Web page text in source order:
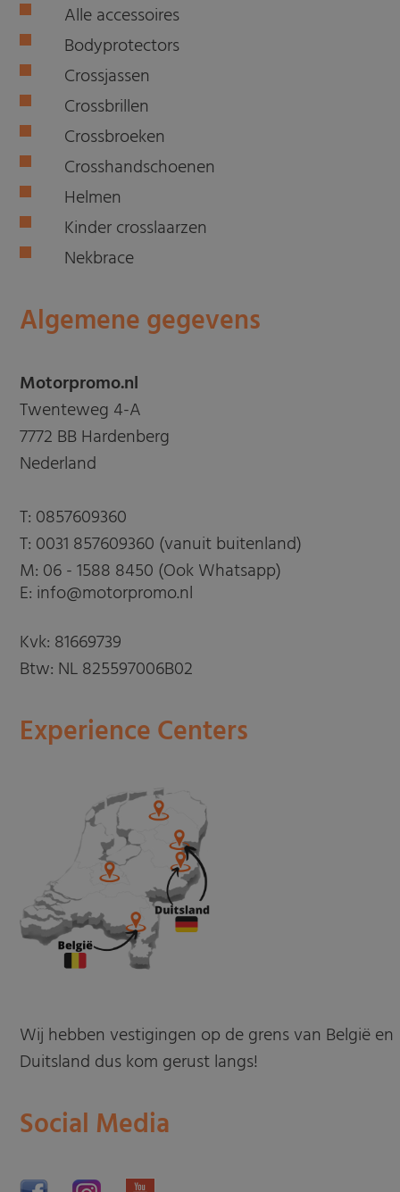
Alle accessoires
Bodyprotectors
Crossjassen
Crossbrillen
Crossbroeken
Crosshandschoenen
Helmen
Kinder crosslaarzen
Nekbrace
Algemene gegevens
Motorpromo.nl
Twenteweg 4-A
7772 BB Hardenberg
Nederland
T: 0857609360
T: 0031 857609360 (vanuit buitenland)
M: 06 - 1588 8450 (Ook Whatsapp)
E: info@motorpromo.nl
Kvk: 81669739
Btw: NL 825597006B02
Experience Centers
Wij hebben vestigingen op de grens van België en
Duitsland dus kom gerust langs!
Social Media